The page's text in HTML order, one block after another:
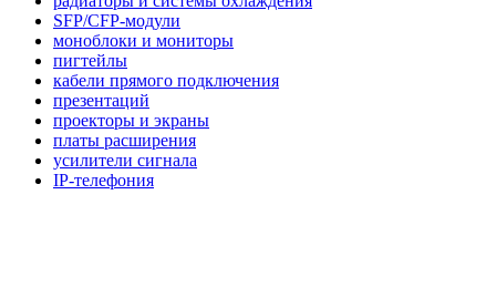
SFP/CFP-модули
моноблоки и мониторы
пигтейлы
кабели прямого подключения
презентаций
проекторы и экраны
платы расширения
усилители сигнала
IP-телефония